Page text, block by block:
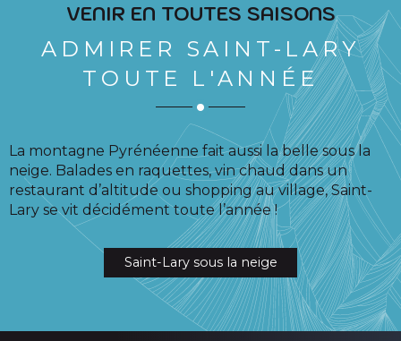
VENIR EN TOUTES SAISONS
ADMIRER SAINT-LARY
TOUTE L'ANNÉE
La montagne Pyrénéenne fait aussi la belle sous la
neige. Balades en raquettes, vin chaud dans un
restaurant d’altitude ou shopping au village, Saint-
Lary se vit décidément toute l’année !
Saint-Lary sous la neige